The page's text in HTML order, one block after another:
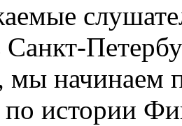
мы начинаем
по истории